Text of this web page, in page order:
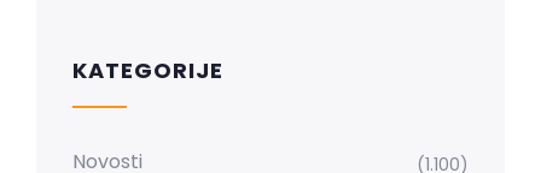
KATEGORIJE
Novosti (1.100)